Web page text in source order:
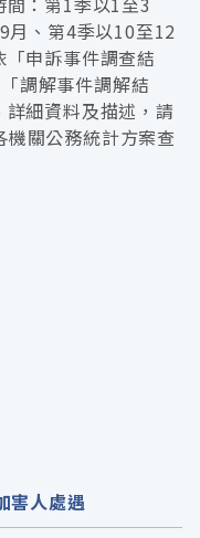
月、第4季以10至12
申訴事件調查結
調解事件調解結
細資料及描述，請
關公務統計方案查
害人處遇